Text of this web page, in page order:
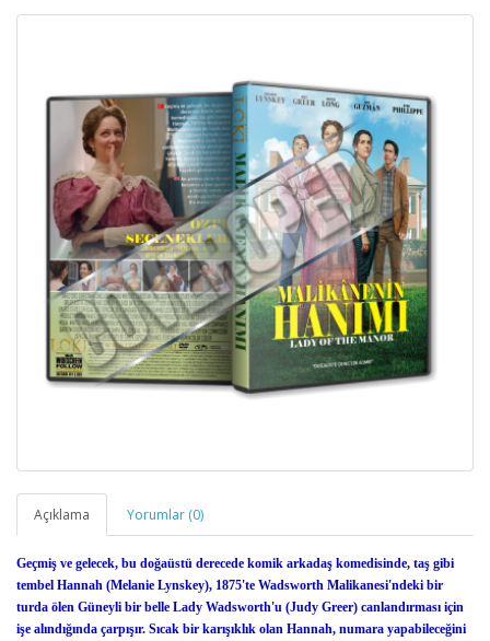
Açıklama Yorumlar (0)
Geçmiş ve gelecek, bu doğaüstü derecede komik arkadaş komedisinde, taş gibi
tembel Hannah (Melanie Lynskey), 1875'te Wadsworth Malikanesi'ndeki bir
turda ölen Güneyli bir belle Lady Wadsworth'u (Judy Greer) canlandırması için
işe alındığında çarpışır. Sıcak bir karışıklık olan Hannah, numara yapabileceğini